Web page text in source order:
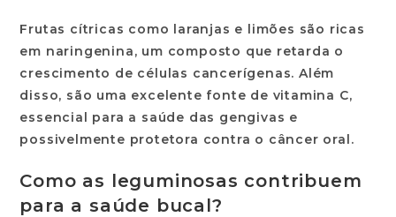
Frutas cítricas como laranjas e limões são ricas
em naringenina, um composto que retarda o
crescimento de células cancerígenas. Além
disso, são uma excelente fonte de vitamina C,
essencial para a saúde das gengivas e
possivelmente protetora contra o câncer oral.
Como as leguminosas contribuem
para a saúde bucal?